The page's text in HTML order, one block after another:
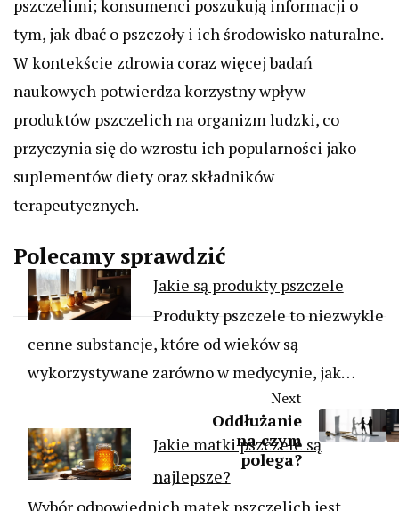
pszczelimi; konsumenci poszukują informacji o
tym, jak dbać o pszczoły i ich środowisko naturalne.
W kontekście zdrowia coraz więcej badań
naukowych potwierdza korzystny wpływ
produktów pszczelich na organizm ludzki, co
przyczynia się do wzrostu ich popularności jako
suplementów diety oraz składników
terapeutycznych.
Polecamy sprawdzić
Jakie są produkty pszczele
Produkty pszczele to niezwykle
cenne substancje, które od wieków są
wykorzystywane zarówno w medycynie, jak…
Jakie matki pszczele są
najlepsze?
Next
Oddłużanie
na czym
polega?